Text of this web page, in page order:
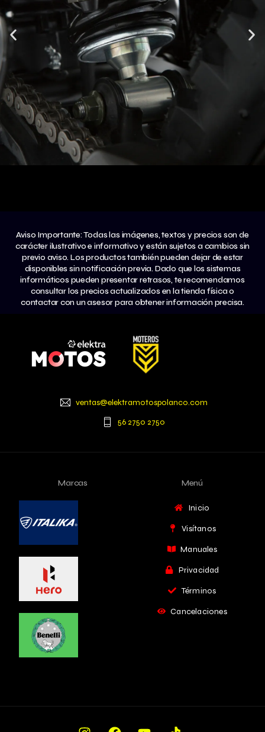
Aviso Importante: Todas las imágenes, textos y precios son de
carácter ilustrativo e informativo y están sujetos a cambios sin
previo aviso. Los productos también pueden dejar de estar
disponibles sin notificación previa. Dado que los sistemas
informáticos pueden presentar retrasos, te recomendamos
consultar los precios actualizados en la tienda física o
contactar con un asesor para obtener información precisa.
ventas@elektramotospolanco.com
56 2750 2750
Marcas Menú
Inicio
Visítanos
Manuales
Privacidad
Términos
Cancelaciones